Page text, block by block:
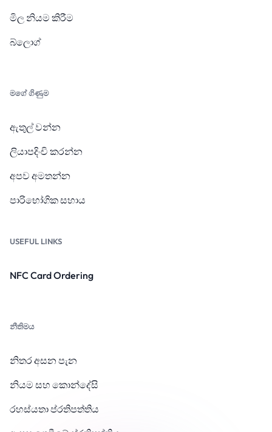
මිල නියම කිරීම
බ්ලොග්
මගේ ගිණුම
ඇතුල් වන්න
ලියාපදිංචි කරන්න
අපව අමතන්න
පාරිභෝගික සහාය
USEFUL LINKS
NFC Card Ordering
නීතිමය
නිතර අසන පැන
නියම සහ කොන්දේසි
රහස්යතා ප්රතිපත්තිය